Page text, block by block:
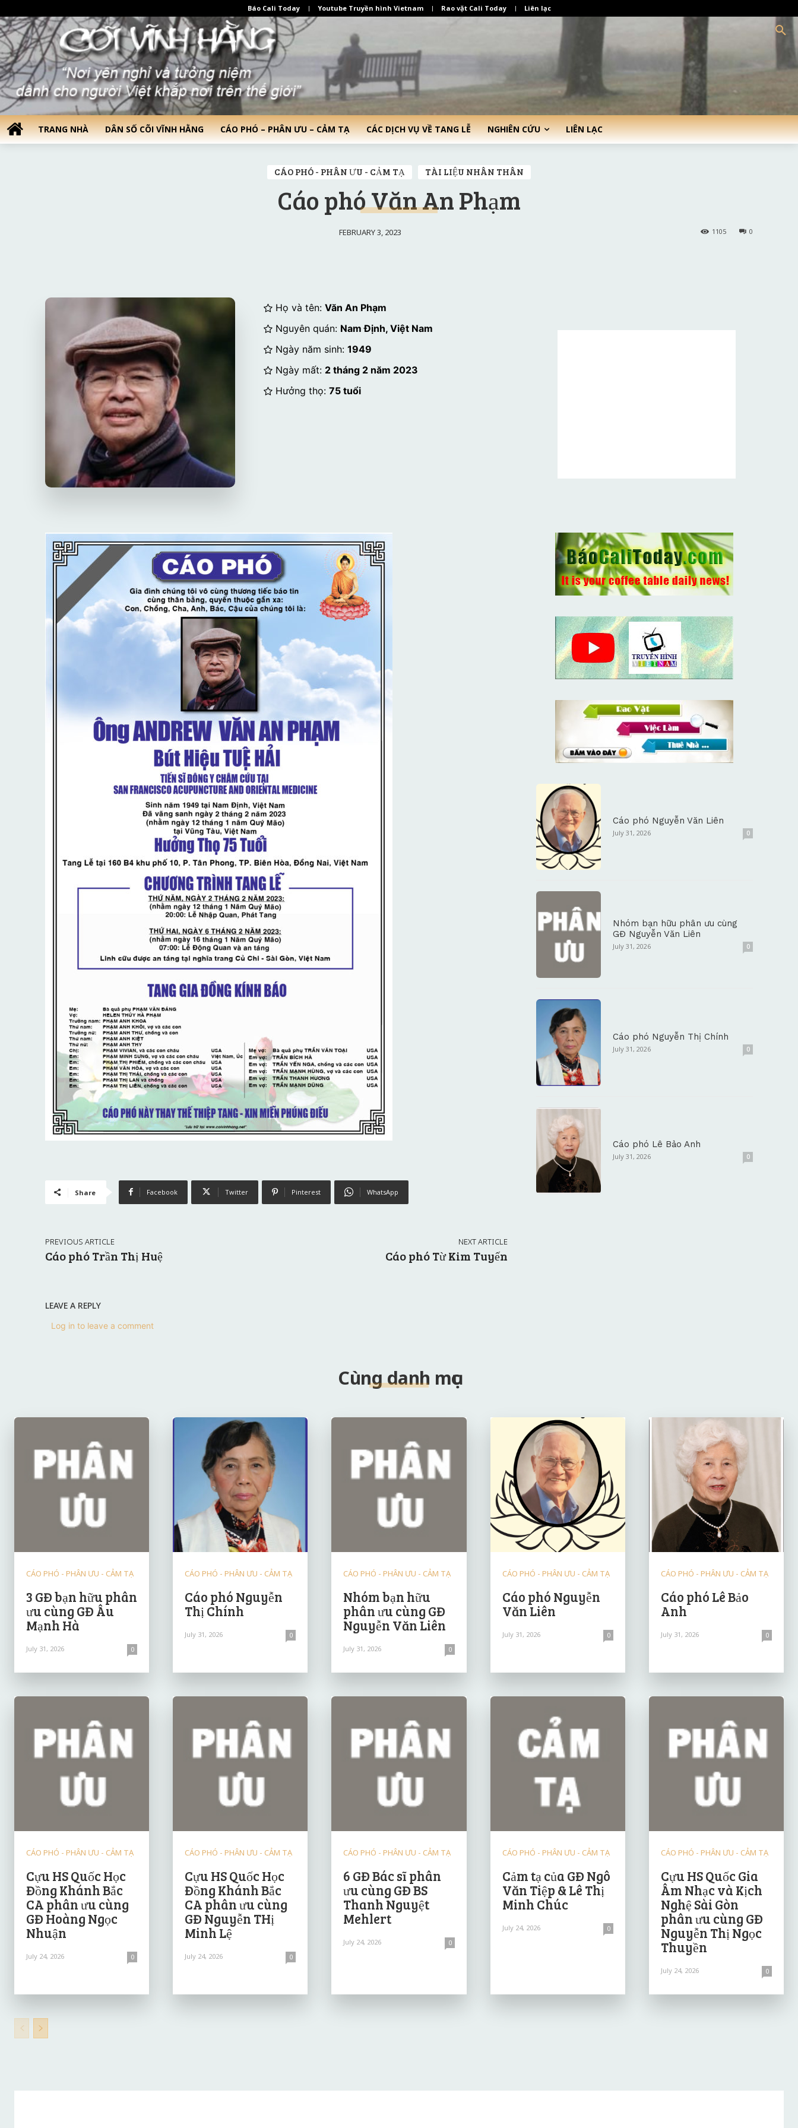
Báo Cali Today Youtube Truyền hình Vietnam Rao vặt Cali Today Liên lạc
TRANG NHÀ DÂN SỐ CÕI VĨNH HẰNG CÁO PHÓ – PHÂN ƯU – CẢM TẠ CÁC DỊCH VỤ VỀ TANG LỄ NGHIÊN CỨU LIÊN LẠC
CÁO PHÓ - PHÂN ƯU - CẢM TẠ TÀI LIỆU NHÂN THÂN
Cáo phó Văn An Phạm
FEBRUARY 3, 2023 0
1105
Họ và tên: Văn An Phạm
Nguyên quán: Nam Định, Việt Nam
Ngày năm sinh: 1949
Ngày mất: 2 tháng 2 năm 2023
Hưởng thọ: 75 tuổi
Share Facebook Twitter Pinterest WhatsApp
PREVIOUS ARTICLE
Cáo phó Trần Thị Huệ
NEXT ARTICLE
Cáo phó Từ Kim Tuyến
LEAVE A REPLY
Log in to leave a comment
Cáo phó Nguyễn Văn Liên
July 31, 2026 0
Nhóm bạn hữu phân ưu cùng
GĐ Nguyễn Văn Liên
July 31, 2026 0
Cáo phó Nguyễn Thị Chính
July 31, 2026 0
Cáo phó Lê Bảo Anh
July 31, 2026 0
Cùng danh mục
CÁO PHÓ - PHÂN ƯU - CẢM TẠ
3 GĐ bạn hữu phân
ưu cùng GĐ Âu
Mạnh Hà
July 31, 2026 0
CÁO PHÓ - PHÂN ƯU - CẢM TẠ
Cáo phó Nguyễn
Thị Chính
July 31, 2026 0
CÁO PHÓ - PHÂN ƯU - CẢM TẠ
Nhóm bạn hữu
phân ưu cùng GĐ
Nguyễn Văn Liên
July 31, 2026 0
CÁO PHÓ - PHÂN ƯU - CẢM TẠ
Cáo phó Nguyễn
Văn Liên
July 31, 2026 0
CÁO PHÓ - PHÂN ƯU - CẢM TẠ
Cáo phó Lê Bảo
Anh
July 31, 2026 0
CÁO PHÓ - PHÂN ƯU - CẢM TẠ
Cựu HS Quốc Học
Đồng Khánh Bắc
CA phân ưu cùng
GĐ Hoàng Ngọc
Nhuận
July 24, 2026 0
CÁO PHÓ - PHÂN ƯU - CẢM TẠ
Cựu HS Quốc Học
Đồng Khánh Bắc
CA phân ưu cùng
GĐ Nguyễn THị
Minh Lệ
July 24, 2026 0
CÁO PHÓ - PHÂN ƯU - CẢM TẠ
6 GĐ Bác sĩ phân
ưu cùng GĐ BS
Thanh Nguyệt
Mehlert
July 24, 2026 0
CÁO PHÓ - PHÂN ƯU - CẢM TẠ
Cảm tạ của GĐ Ngô
Văn Tiệp & Lê Thị
Minh Chúc
July 24, 2026 0
CÁO PHÓ - PHÂN ƯU - CẢM TẠ
Cựu HS Quốc Gia
Âm Nhạc và Kịch
Nghệ Sài Gòn
phân ưu cùng GĐ
Nguyễn Thị Ngọc
Thuyền
July 24, 2026 0